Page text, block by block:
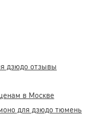
дзюдо отзывы
в Москве
для дзюдо тюмень